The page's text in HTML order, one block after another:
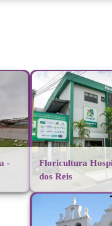
-
Floricultura
dos Reis